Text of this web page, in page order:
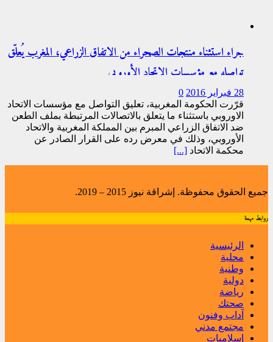
جراء استثناء منتجات الصحراء من الاتفاق الزراعي، المغرب يُعلّق
تواصله مع مؤسسات الاتحاد الأوروبي
28 فبراير 2016
0
قرّرت الحكومة المغربية، تعليق التواصل مع مؤسسات الاتحاد
الاوروبي باستثناء ما يتعلق بالاتصالات المرتبطة بملف الطعن
ضد الاتفاق الزراعي المبرم بين المملكة المغربية والاتحاد
الأوروبي، وذلك في معرض رده على القرار الصادر عن
محكمة الاتحاد [...]
جميع الحقوق محفوظة. إشراقة نيوز 2015 – 2019.
روابط مهمة
الرئيسية
محلية
وطنية
دولية
رياضة
صحتك
آداب وفنون
مجتمع مدني
إسلاميات